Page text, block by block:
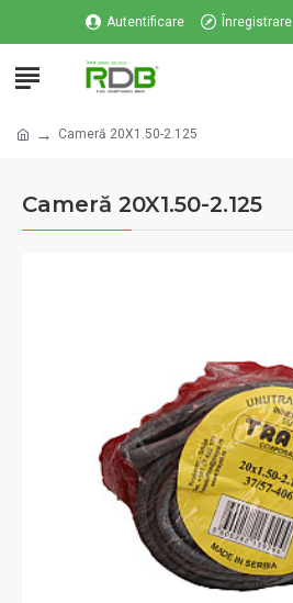
Autentificare Înregistrare
Cameră 20X1.50-2.125
Cameră 20X1.50-2.125